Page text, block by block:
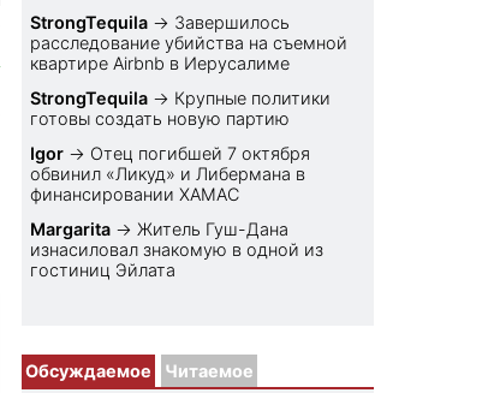
StrongTequila → Завершилось
расследование убийства на съемной
квартире Airbnb в Иерусалиме
StrongTequila → Крупные политики
готовы создать новую партию
Igor → Отец погибшей 7 октября
обвинил «Ликуд» и Либермана в
финансировании ХАМАС
Margarita → Житель Гуш-Дана
изнасиловал знакомую в одной из
гостиниц Эйлата
Обсуждаемое Читаемое